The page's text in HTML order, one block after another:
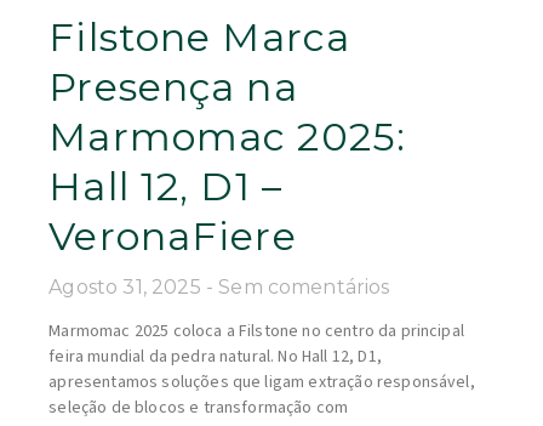
Filstone Marca
Presença na
Marmomac 2025:
Hall 12, D1 –
VeronaFiere
Agosto 31, 2025 Sem comentários
Marmomac 2025 coloca a Filstone no centro da principal
feira mundial da pedra natural. No Hall 12, D1,
apresentamos soluções que ligam extração responsável,
seleção de blocos e transformação com